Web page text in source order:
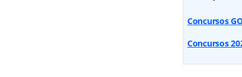
Concursos
Concursos